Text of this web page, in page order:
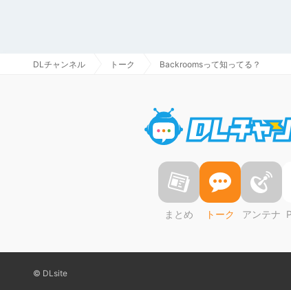
DLチャンネル トーク Backroomsって知ってる？
まとめ トーク アンテナ
© DLsite